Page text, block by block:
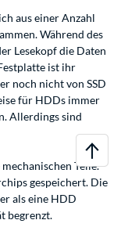
aus einer Anzahl
Während des
Lesekopf die Daten
ist ihr
noch nicht von SSD
für HDDs immer
Allerdings sind
Teile.
gespeichert. Die
als eine HDD
begrenzt.